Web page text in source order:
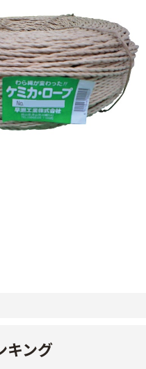
キング